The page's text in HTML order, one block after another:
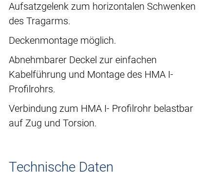
Aufsatzgelenk zum horizontalen Schwenken
des Tragarms.
Deckenmontage möglich.
Abnehmbarer Deckel zur einfachen
Kabelführung und Montage des HMA I-
Profilrohrs.
Verbindung zum HMA I- Profilrohr belastbar
auf Zug und Torsion.
Technische Daten